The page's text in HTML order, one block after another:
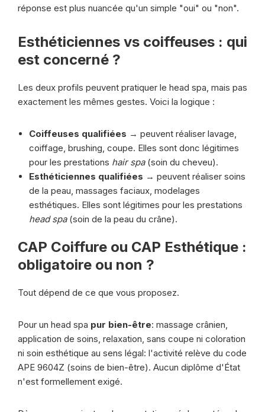
réponse est plus nuancée qu'un simple "oui" ou "non".
Esthéticiennes vs coiffeuses : qui
est concerné ?
Les deux profils peuvent pratiquer le head spa, mais pas
exactement les mêmes gestes. Voici la logique :
Coiffeuses qualifiées → peuvent réaliser lavage,
coiffage, brushing, coupe. Elles sont donc légitimes
pour les prestations hair spa(soin du cheveu).
Esthéticiennes qualifiées → peuvent réaliser soins
de la peau, massages faciaux, modelages
esthétiques. Elles sont légitimes pour les prestations
head spa(soin de la peau du crâne).
CAP Coiffure ou CAP Esthétique :
obligatoire ou non ?
Tout dépend de ce que vous proposez.
Pour un head spa pur bien-être: massage crânien,
application de soins, relaxation, sans coupe ni coloration
ni soin esthétique au sens légal: l'activité relève du code
APE 9604Z (soins de bien-être). Aucun diplôme d'État
n'est formellement exigé.